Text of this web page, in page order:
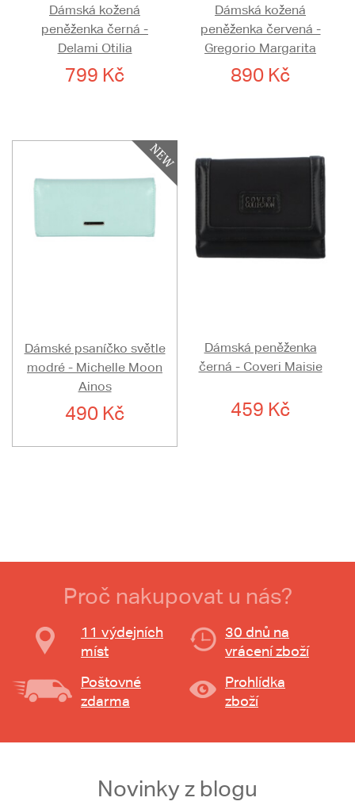
Dámská kožená
peněženka černá -
Delami Otilia
799 Kč
Dámská kožená
peněženka červená -
Gregorio Margarita
890 Kč
Dámské psaníčko světle
modré - Michelle Moon
Ainos
490 Kč
Dámská peněženka
černá - Coveri Maisie
459 Kč
Proč nakupovat u nás?
11 výdejních
míst
30 dnů na
vrácení zboží
Poštovné
zdarma
Prohlídka
zboží
Novinky z blogu